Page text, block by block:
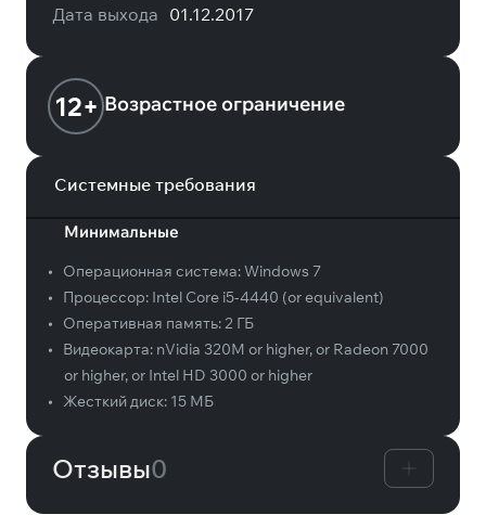
Дата выхода 01.12.2017
12+ Возрастное ограничение
Системные требования
Минимальные
• Операционная система:Windows 7
•
Процессор: Intel Core i5-4440 (or equivalent)
•
Оперативная память:2 ГБ
•
Видеокарта: nVidia 320M or higher, or Radeon 7000
or higher, or Intel HD 3000 or higher
•
Жесткий диск: 15 МБ
Отзывы0